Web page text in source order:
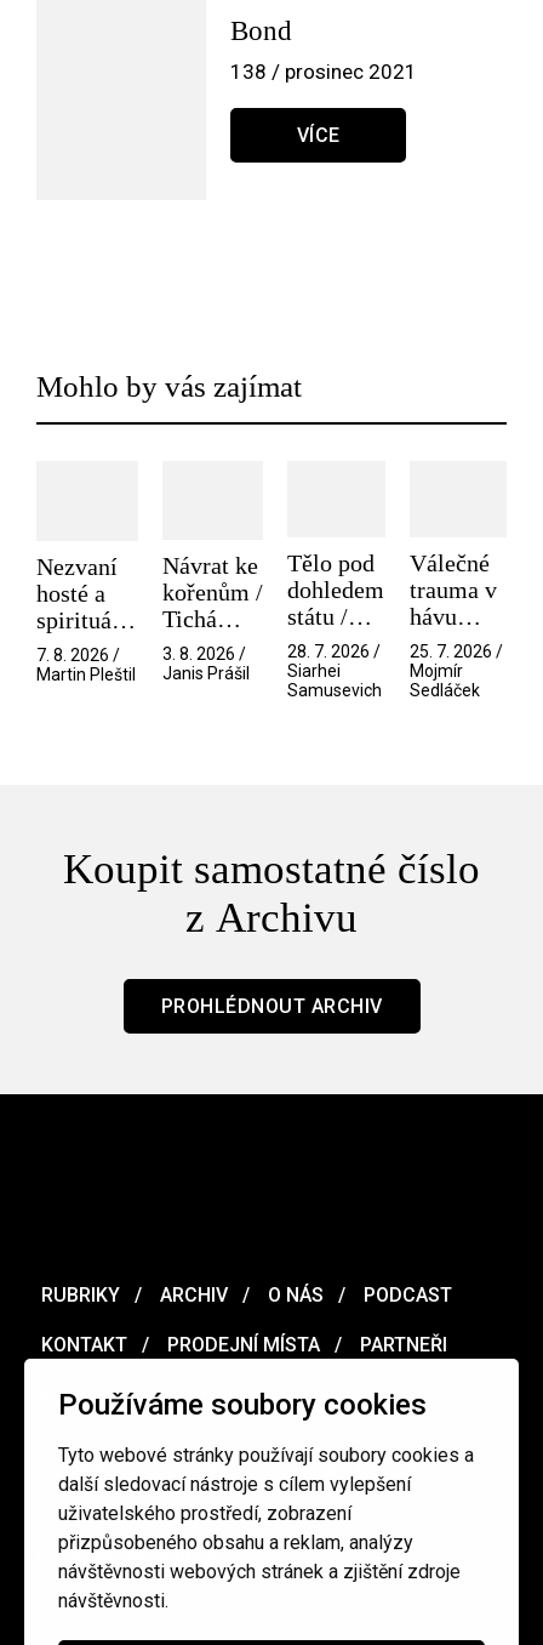
Používáme soubory cookies
Tyto webové stránky používají soubory cookies a
další sledovací nástroje s cílem vylepšení
uživatelského prostředí, zobrazení
přizpůsobeného obsahu a reklam, analýzy
návštěvnosti webových stránek a zjištění zdroje
návštěvnosti.
Bond
138 / prosinec 2021
VÍCE
Mohlo by vás zajímat
Nezvaní
hosté a
spirituální
narušitelé
z vesmíru
7. 8. 2026 /
Martin Pleštil
Návrat ke
kořenům /
Tichá
přítelkyně
3. 8. 2026 /
Janis Prášil
Tělo pod
dohledem
státu /
Pramen
28. 7. 2026 /
Siarhei
Samusevich
Válečné
trauma v
hávu
spektáklu
/ Odyssea
25. 7. 2026 /
Mojmír
Sedláček
Koupit samostatné číslo
z Archivu
PROHLÉDNOUT ARCHIV
RUBRIKY ARCHIV O NÁS PODCAST
KONTAKT PRODEJNÍ MÍSTA PARTNEŘI
MERCH VOUCHER
Ochrana osobních údajů / Obchodní podmínky
redakce@cinepur.cz